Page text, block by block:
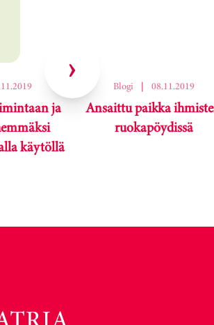
ja
käytöllä
Blogi | 08.11.2019
Ansaittu paikka
ruokapöydissä